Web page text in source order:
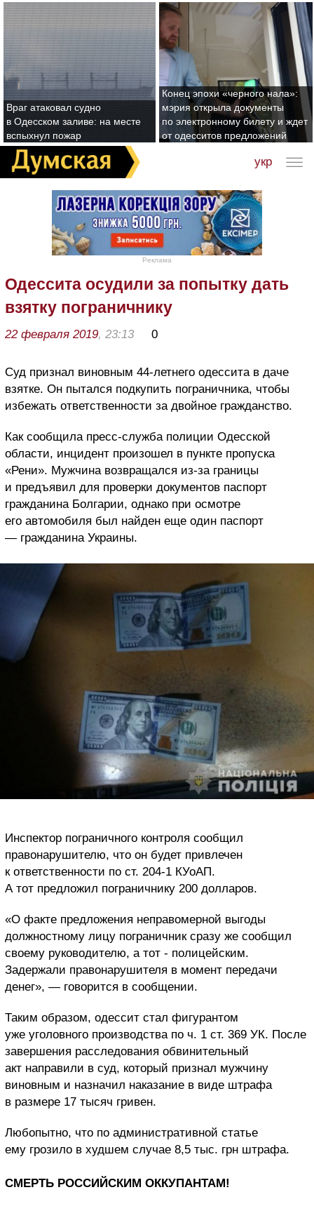
Враг атаковал судно
в Одесском заливе: на месте
вспыхнул пожар
Конец эпохи «черного нала»:
мэрия открыла документы
по электронному билету и ждет
от одесситов предложений
укр
Реклама
Одессита осудили за попытку дать
взятку пограничнику
22 февраля 2019, 23:13 0
Суд признал виновным 44-летнего одессита в даче
взятке. Он пытался подкупить пограничника, чтобы
избежать ответственности за двойное гражданство.
Как сообщила пресс-служба полиции Одесской
области, инцидент произошел в пункте пропуска
«Рени». Мужчина возвращался из-за границы
и предъявил для проверки документов паспорт
гражданина Болгарии, однако при осмотре
его автомобиля был найден еще один паспорт
— гражданина Украины.
Инспектор пограничного контроля сообщил
правонарушителю, что он будет привлечен
к ответственности по ст. 204-1 КУоАП.
А тот предложил пограничнику 200 долларов.
«О факте предложения неправомерной выгоды
должностному лицу пограничник сразу же сообщил
своему руководителю, а тот - полицейским.
Задержали правонарушителя в момент передачи
денег», — говорится в сообщении.
Таким образом, одессит стал фигурантом
уже уголовного производства по ч. 1 ст. 369 УК. После
завершения расследования обвинительный
акт направили в суд, который признал мужчину
виновным и назначил наказание в виде штрафа
в размере 17 тысяч гривен.
Любопытно, что по административной статье
ему грозило в худшем случае 8,5 тыс. грн штрафа.
СМЕРТЬ РОССИЙСКИМ ОККУПАНТАМ!